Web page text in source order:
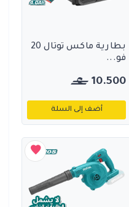
بطارية ماكس توتال 20
فو...
10.500
أضف إلى السلة